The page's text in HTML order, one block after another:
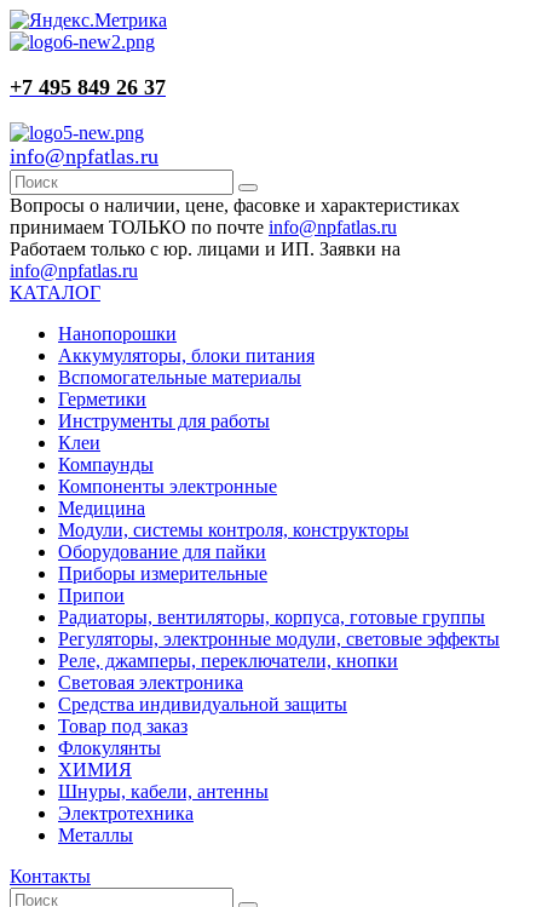
+7 495 849 26 37
info@npfatlas.ru
Вопросы о наличии, цене, фасовке и характеристиках
принимаем ТОЛЬКО по почте info@npfatlas.ru
Работаем только с юр. лицами и ИП. Заявки на
info@npfatlas.ru
КАТАЛОГ
Нанопорошки
Аккумуляторы, блоки питания
Вспомогательные материалы
Герметики
Инструменты для работы
Клеи
Компаунды
Компоненты электронные
Медицина
Модули, системы контроля, конструкторы
Оборудование для пайки
Приборы измерительные
Припои
Радиаторы, вентиляторы, корпуса, готовые группы
Регуляторы, электронные модули, световые эффекты
Реле, джамперы, переключатели, кнопки
Световая электроника
Средства индивидуальной защиты
Товар под заказ
Флокулянты
ХИМИЯ
Шнуры, кабели, антенны
Электротехника
Металлы
Контакты